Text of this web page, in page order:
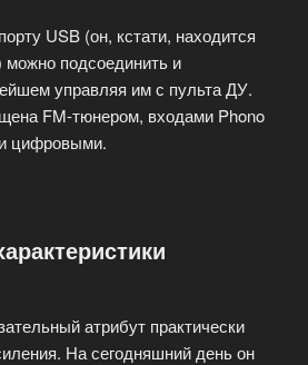
USB (он, кстати, находится
можно подсоединить и
управляя им с пульта ДУ.
FM-тюнером, входами Phono
цифровыми.
атрибут практически
На сегодняшний день он